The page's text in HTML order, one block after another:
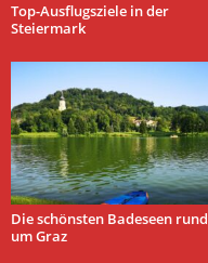
Top-Ausflugsziele in der
Steiermark
Die schönsten Badeseen rund
um Graz